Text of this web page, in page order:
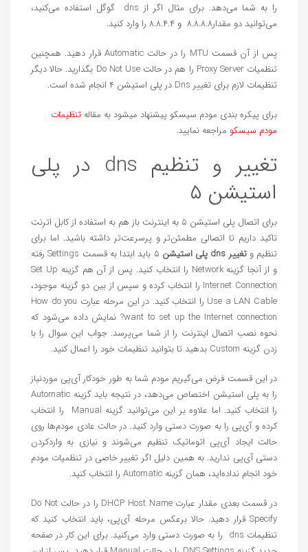
را به شما می‌دهد. برای مثال اگر از dns گوگل استفاده می‌کنید،
می‌توانید دو مقدار۸.۸.۸.۸ و ۸.۸.۴.۴ را وارد کنید.
پس از آن قسمت MTU را در حالت Automatic قرار دهید. همچنین
تنظمیات Proxy Server را هم در حالت Do Not Use بگذارید. حالا دیگر
تنظیمات لازم برای تغییر Dns در پلی استیشن ۴ انجام شده است.
برای پیکره بندی مودم سیسکو پیشنهاد میشود به مقاله تنظیمات
مودم سیسکو مراجعه نمایید.
تغییر و تنظیم dns در پلی
استیشن ۵
برای اتصال پلی استیشن ۵ به اینترنت باز هم به استفاده از کابل اترنت
تاکید داریم تا اتصالی مطمئن‌تر و پرسرعت‌تر داشته باشید. اما برای
تنظیم وتغییر dns پلی استیشن
۵ باید ابتدا به قسمت Settings رفته
و از آنجا گزینه Network را انتخاب کنید. پس از آن هم گزینه Set Up
Internet Connection را انتخاب کرده و سپس از بین دو گزینه موجود،
Use a LAN Cable را انتخاب کنید. در این مرحله عبارت How do you
want to set up the Internet connection? نمایش داده می‌شود که
نحوه نصب اتصال اینترنت را از شما می‌پرسد. جواب این سوال را با
زدن گزینه Custom بدهید تا بتوانید تنظیمات خود را اعمال کنید.
در این قسمت فرض می‌گیریم مودم شما به طور خودکار آی‌پی موردنیاز
را به پلی استیشن اختصاص می‌دهد، در نتیجه باید گزینه Automatic
را انتخاب کنید. اما علاوه بر این می‌توانید گزینه Manual را انتخاب
کرده و آی‌پی را به صورت دستی وارد کنید. در حالت عادی مودم‌ها روی
حالت ایجاد آی‌پی اتوماتیک تنظیم می‌شوند و نیازی به واردکردن
دستی آی‌پی ندارید. به همین دلیل اگر تغییر خاصی در تنظمیات مودم
خود انجام نداده‌اید، همان گزینه Automatic را انتخاب کنید.
در قسمت بعدی مقدار عبارت DHCP Host Name را در حالت Do Not
Specify قرار دهید. حالا برعکس مرحله آی‌پی، باید انتخاب کنید که
تنظیمات dns را به صورت دستی وارد می‌کنید. برای این کار در صفحه